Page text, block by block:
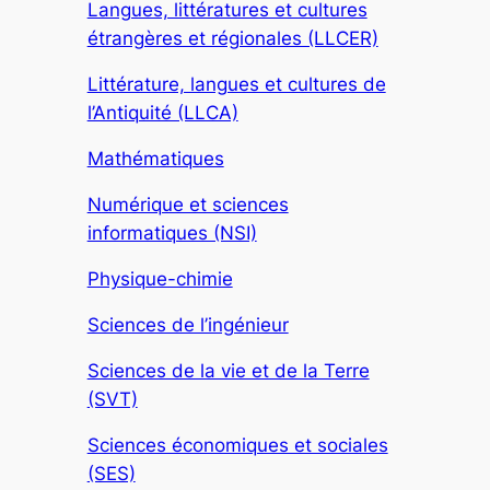
Langues, littératures et cultures
étrangères et régionales (LLCER)
Littérature, langues et cultures de
l’Antiquité (LLCA)
Mathématiques
Numérique et sciences
informatiques (NSI)
Physique-chimie
Sciences de l’ingénieur
Sciences de la vie et de la Terre
(SVT)
Sciences économiques et sociales
(SES)